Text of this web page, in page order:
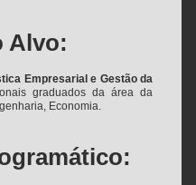
Alvo:
Empresarial e Gestão da
graduados da área da
Economia.